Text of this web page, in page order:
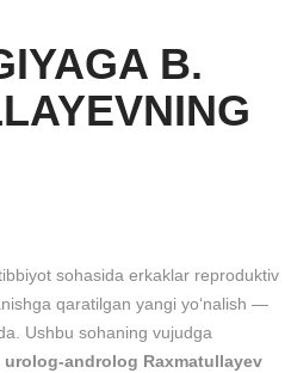
B.
sohasida erkaklar reproduktiv
qaratilgan yangi yo‘nalish —
Ushbu sohaning vujudga
urolog-androlog Raxmatullayev